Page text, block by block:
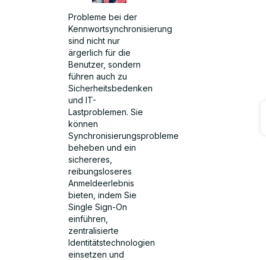
Probleme bei der
Kennwortsynchronisierung
sind nicht nur
ärgerlich für die
Benutzer, sondern
führen auch zu
Sicherheitsbedenken
und IT-
Lastproblemen. Sie
können
Synchronisierungsprobleme
beheben und ein
sichereres,
reibungsloseres
Anmeldeerlebnis
bieten, indem Sie
Single Sign-On
einführen,
zentralisierte
Identitätstechnologien
einsetzen und